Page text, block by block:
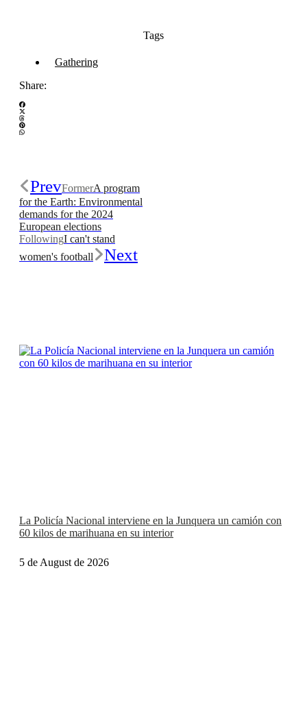
Tags
Gathering
Share:
PrevFormerA program
for the Earth: Environmental
demands for the 2024
European elections
FollowingI can't stand
women's football
Next
La Policía Nacional interviene en la Junquera un camión con
60 kilos de marihuana en su interior
5 de August de 2026